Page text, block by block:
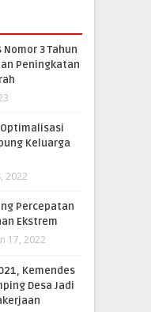
3 Tahun
Peningkatan
Keluarga
2022
Percepatan
Ekstrem
17, 2022
Kemendes
Desa Jadi